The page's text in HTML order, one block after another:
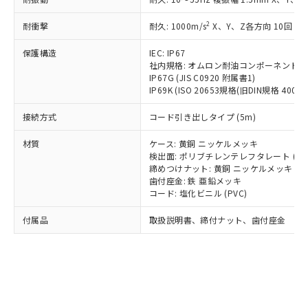
耐衝撃 耐久: 1000m/s2 X、Y、Z各方向 10回
保護構造
IEC: IP67
社内規格: オムロン耐油コンポーネント
IP67G (JIS C0920 附属書1)
IP69K (ISO 20653規格(旧DIN規格
接続方式 コード引き出しタイプ (5m)
材質
ケース: 黄銅 ニッケルメッキ
検出面: ポリブチレンテレフタレート
締めつけナット: 黄銅 ニッケルメッキ
歯付座金: 鉄 亜鉛メッキ
コード: 塩化ビニル (PVC)
付属品 取扱説明書、締付ナット、歯付座金
タに基づき作成されるものであり、閲
覧された時点での実際の在庫および標
準価格とは異なる場合があることをご
了承ください。
正式な納期状況および標準価格はお客
様のお取引先、またはお客様担当のオ
ムロン制御機器販売店・当社販売員に
ご相談ください。
オムロン制御機器販売店や当社販売拠
販売ネットワーク
」をご確認
在庫状況および標準価格結果を当社の
事前の承諾なく第三者に漏洩または開
示しないようお願いします。
マイパーツ機能（部品リスト作成サー
ビス）をご利用いただくには、I-Web
メンバーズにご登録されている必要が
鉛(Pb) 1000ppm以下、 水銀(Hg) 1000ppm以下、 カド
ミウム(Cd) 100ppm以下、
六価クロム(Cr(Ⅵ)) 1000ppm以下、ポリ臭化ビフェニル
類(PBB) 1000ppm以下、ポリ臭化ジフェニルエーテル類
(PBDE) 1000ppm以下、フタル酸ビス(2-エチルヘキシ
ル) (DEHP)(別名：DOP) 1000ppm以下、フタル酸ブチ
ルベンジル（BBP） 1000ppm以下、フタル酸ジブチル
（DBP） 1000ppm以下、フタル酸ジイソブチル
但し、RoHS指令で産業用監視および制御機器に対する
適用除外項目は除く。
フタル酸エステル類の４物質については閾値を超える意
図的な使用がないことを確認しています。
部品在庫の切り替え状況などにより、予定
月が前後することがあります。
*中国RoHS10物質の基準値 (GB/T26572)：
Pb(鉛) :1000ppm、 Hg(水銀) : 1000ppm、 Cd(カドミウ
Cr(Ⅵ)(六価クロム) : 1000ppm、 PBBs(ポリ臭化ビフェ
ニル類) : 1000ppm、 PBDEs(ポリ臭化ジフェニルエーテ
DBP(フタル酸ジブチル) : 1000ppm、 DIBP(フタル酸ジ
イソブチル) : 1000ppm、 BBP(フタル酸ブチルベンジ
DEHP(フタル酸ビス(2-エチルヘキシル)) : 1000ppm
※2 環境保護使用期限
「ｅ」：有害物質（10物質）のすべてが基
準値以下であることを示します。
「10」：通常の使用状況下において有害物
質が外部に漏えいし、環境に深刻な影響を
及ぼさない年数を意味します。
または国外への提供する場合は、日本
国政府の輸出許可(または役務取引許
可)を取得するなどの必要な手続きを
当社は規制貨物を破棄する場合は、完
全に破砕するなど、違法に輸出されな
いよう必要な手段を講じます。
当社は貴社製品を、核兵器、ミサイ
ル、化学兵器、生物兵器またはその他
武器並びにこれらの製造装置等に一切
使用いたしません。
当社は、貴社製品を第三者に販売する
場合は、上記1、2および3の内容を当
該第三者に通知します。また当社は、
販売先および販売に係わる関係者が違
法に輸出するおそれがある場合は、取
り引きをいたしません。
一定数以上の在庫あり
一定数には満たないが在庫あり
在庫なし(最新の在庫状況につ
いては、お客様のお取引先、ま
たはお客様担当のオムロン制御
機器販売店・当社販売員にご確
認ください)
受注生産機種、また在庫状況の
情報を公開していない機種